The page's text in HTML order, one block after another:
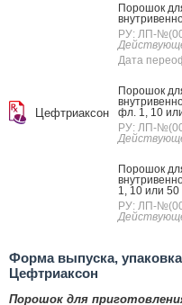
Цефтриаксон
Порошок
РУ: ЛП-
Дата
Порошок
фл. 1, 10
РУ: ЛП-
Порошок
1, 10 или 50
РУ: ЛП-
Форма выпуска, упаковка
Цефтриаксон
Порошок для